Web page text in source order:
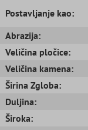
Postavljanje kao:
Abrazija:
Veličina pločice:
Veličina kamena:
Širina Zgloba:
Duljina:
Široka: